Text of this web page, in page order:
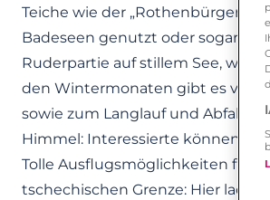
Teiche wie der „Rothenbürger
Badeseen genutzt oder sogar für
Ruderpartie auf stillem See,
den Wintermonaten gibt es
sowie zum Langlauf und
Himmel: Interessierte können
Tolle Ausflugsmöglichkeiten für
tschechischen Grenze: Hier